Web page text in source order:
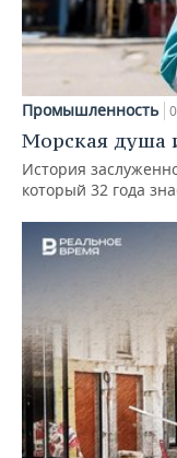
Промышленность
Морская душа
История
который 32 года